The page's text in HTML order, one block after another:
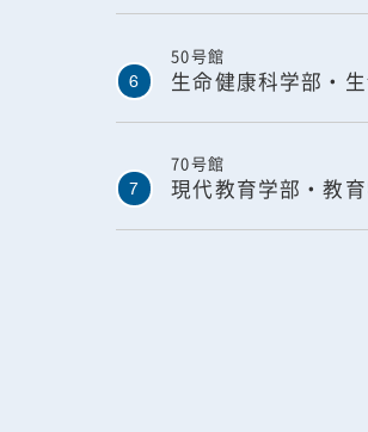
50号館
6 生命健康科学部・
70号館
7 現代教育学部・教